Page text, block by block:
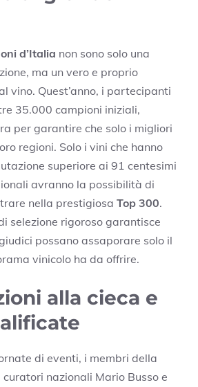
d’Italia non sono solo una
ma un vero e proprio
vino. Quest’anno, i partecipanti
35.000 campioni iniziali,
per garantire che solo i migliori
regioni. Solo i vini che hanno
superiore ai 91 centesimi
avranno la possibilità di
nella prestigiosa Top 300.
selezione rigoroso garantisce
possano assaporare solo il
vinicolo ha da offrire.
alla cieca e
di eventi, i membri della
nazionali Mario Busso e